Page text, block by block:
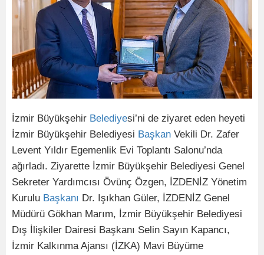
İzmir Büyükşehir Belediyesi’ni de ziyaret eden heyeti
İzmir Büyükşehir Belediyesi Başkan Vekili Dr. Zafer
Levent Yıldır Egemenlik Evi Toplantı Salonu’nda
ağırladı. Ziyarette İzmir Büyükşehir Belediyesi Genel
Sekreter Yardımcısı Övünç Özgen, İZDENİZ Yönetim
Kurulu Başkanı Dr. Işıkhan Güler, İZDENİZ Genel
Müdürü Gökhan Marım, İzmir Büyükşehir Belediyesi
Dış İlişkiler Dairesi Başkanı Selin Sayın Kapancı,
İzmir Kalkınma Ajansı (İZKA) Mavi Büyüme